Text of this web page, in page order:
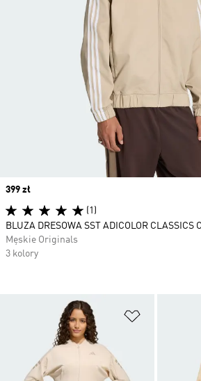
Dodaj do
Price
399 zł
(1)
BLUZA DRESOWA SST ADICOLOR CLASSICS
Męskie Originals
3 kolory